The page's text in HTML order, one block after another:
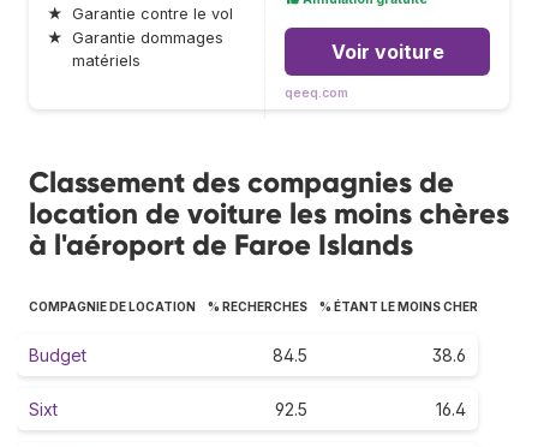
★ Garantie contre le vol
★ Garantie dommages
matériels
Voir voiture
qeeq.com
Classement des compagnies de
location de voiture les moins chères
à l'aéroport de Faroe Islands
COMPAGNIE DE LOCATION % RECHERCHES % ÉTANT LE MOINS CHER
Budget 84.5 38.6
Sixt 92.5 16.4